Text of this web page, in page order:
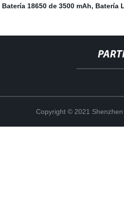
Batería 18650 de 3500 mAh, Batería
Copyright © 2021